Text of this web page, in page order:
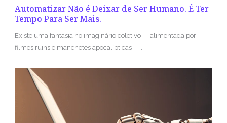
Automatizar Não é Deixar de Ser Humano. É Ter
Tempo Para Ser Mais.
Existe uma fantasia no imaginário coletivo — alimentada por
filmes ruins e manchetes apocalípticas —...